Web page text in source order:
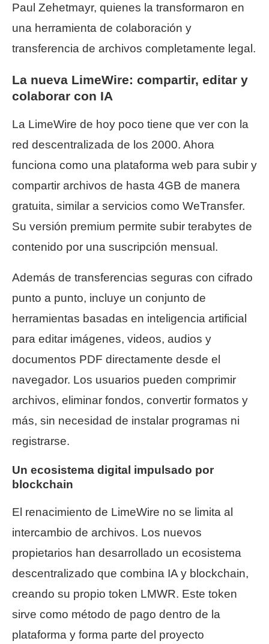
Paul Zehetmayr, quienes la transformaron en
una herramienta de colaboración y
transferencia de archivos completamente legal.
La nueva LimeWire: compartir, editar y
colaborar con IA
La LimeWire de hoy poco tiene que ver con la
red descentralizada de los 2000. Ahora
funciona como una plataforma web para subir y
compartir archivos de hasta 4GB de manera
gratuita, similar a servicios como WeTransfer.
Su versión premium permite subir terabytes de
contenido por una suscripción mensual.
Además de transferencias seguras con cifrado
punto a punto, incluye un conjunto de
herramientas basadas en inteligencia artificial
para editar imágenes, videos, audios y
documentos PDF directamente desde el
navegador. Los usuarios pueden comprimir
archivos, eliminar fondos, convertir formatos y
más, sin necesidad de instalar programas ni
registrarse.
Un ecosistema digital impulsado por
blockchain
El renacimiento de LimeWire no se limita al
intercambio de archivos. Los nuevos
propietarios han desarrollado un ecosistema
descentralizado que combina IA y blockchain,
creando su propio token LMWR. Este token
sirve como método de pago dentro de la
plataforma y forma parte del proyecto